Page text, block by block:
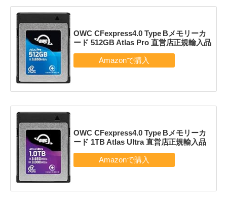
OWC CFexpress4.0 Type Bメモリーカ
ード 512GB Atlas Pro 直営店正規輸入品
OWC CFexpress4.0 Type Bメモリーカ
ード 1TB Atlas Ultra 直営店正規輸入品